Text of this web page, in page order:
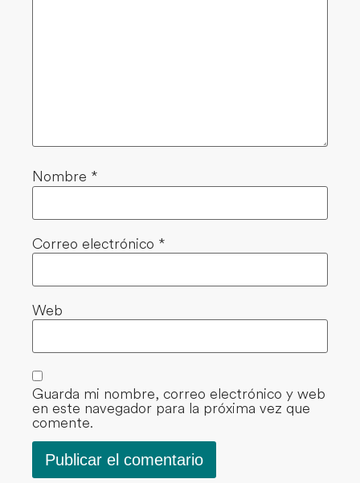
Nombre *
Correo electrónico *
Web
Guarda mi nombre, correo electrónico y web
en este navegador para la próxima vez que
comente.